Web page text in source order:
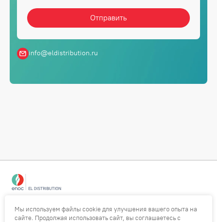
info@eldistribution.ru
Об ENOC Сотрудничество
Мы используем файлы cookie для улучшения вашего опыта на
сайте. Продолжая использовать сайт, вы соглашаетесь с